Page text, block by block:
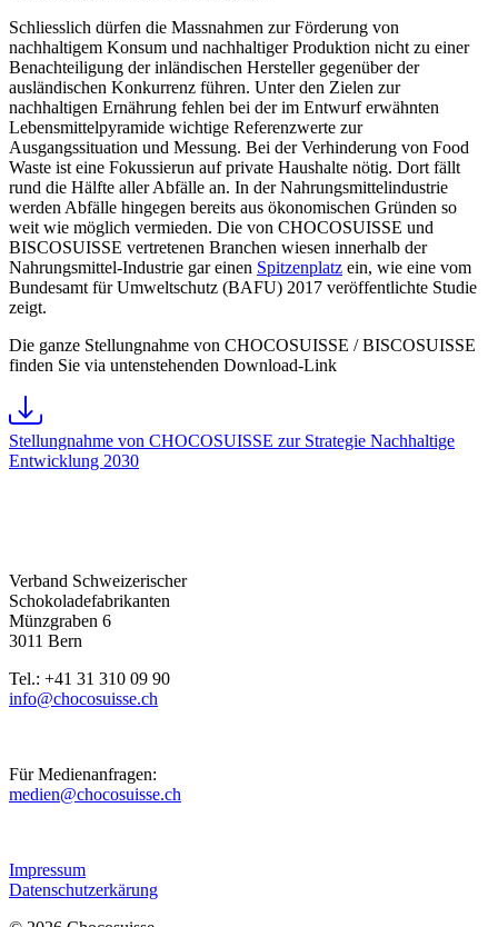
Schliesslich dürfen die Massnahmen zur Förderung von
nachhaltigem Konsum und nachhaltiger Produktion nicht zu einer
Benachteiligung der inländischen Hersteller gegenüber der
ausländischen Konkurrenz führen. Unter den Zielen zur
nachhaltigen Ernährung fehlen bei der im Entwurf erwähnten
Lebensmittelpyramide wichtige Referenzwerte zur
Ausgangssituation und Messung. Bei der Verhinderung von Food
Waste ist eine Fokussierun auf private Haushalte nötig. Dort fällt
rund die Hälfte aller Abfälle an. In der Nahrungsmittelindustrie
werden Abfälle hingegen bereits aus ökonomischen Gründen so
weit wie möglich vermieden. Die von CHOCOSUISSE und
BISCOSUISSE vertretenen Branchen wiesen innerhalb der
Nahrungsmittel-Industrie gar einen Spitzenplatz ein, wie eine vom
Bundesamt für Umweltschutz (BAFU) 2017 veröffentlichte Studie
zeigt.
Die ganze Stellungnahme von CHOCOSUISSE / BISCOSUISSE
finden Sie via untenstehenden Download-Link
Stellungnahme von CHOCOSUISSE zur Strategie Nachhaltige
Entwicklung 2030
Verband Schweizerischer
Schokoladefabrikanten
Münzgraben 6
3011 Bern
Tel.: +41 31 310 09 90
info@chocosuisse.ch
Für Medienanfragen:
medien@chocosuisse.ch
Impressum
Datenschutzerkärung